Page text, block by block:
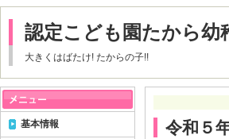
認定こども園たから幼
大きくはばたけ! たからの子!!
令和５
基本情報